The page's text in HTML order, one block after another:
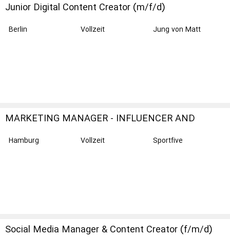
Junior Digital Content Creator (m/f/d)
Berlin Vollzeit Jung von Matt
MARKETING MANAGER - INFLUENCER AND
Hamburg Vollzeit Sportfive
Social Media Manager & Content Creator (f/m/d)